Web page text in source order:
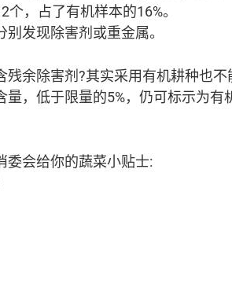
，占了有机样本的16%。
发现除害剂或重金属。
残余除害剂?其实采用有机耕种也
，低于限量的5%，仍可标示为
委会给你的蔬菜小贴士: